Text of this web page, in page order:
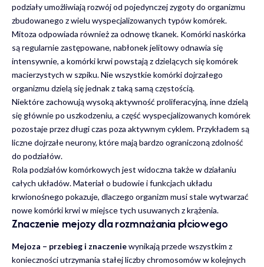
podziały umożliwiają rozwój od pojedynczej zygoty do organizmu
zbudowanego z wielu wyspecjalizowanych typów komórek.
Mitoza odpowiada również za odnowę tkanek. Komórki naskórka
są regularnie zastępowane, nabłonek jelitowy odnawia się
intensywnie, a komórki krwi powstają z dzielących się komórek
macierzystych w szpiku. Nie wszystkie komórki dojrzałego
organizmu dzielą się jednak z taką samą częstością.
Niektóre zachowują wysoką aktywność proliferacyjną, inne dzielą
się głównie po uszkodzeniu, a część wyspecjalizowanych komórek
pozostaje przez długi czas poza aktywnym cyklem. Przykładem są
liczne dojrzałe neurony, które mają bardzo ograniczoną zdolność
do podziałów.
Rola podziałów komórkowych jest widoczna także w działaniu
całych układów. Materiał o budowie i funkcjach układu
krwionośnego pokazuje, dlaczego organizm musi stale wytwarzać
nowe komórki krwi w miejsce tych usuwanych z krążenia.
Znaczenie mejozy dla rozmnażania płciowego
Mejoza – przebieg i znaczeniewynikają przede wszystkim z
konieczności utrzymania stałej liczby chromosomów w kolejnych